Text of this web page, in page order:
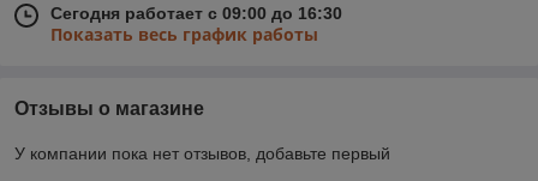
Сегодня работает с 09:00 до 16:30
Показать весь график работы
Отзывы о магазине
У компании пока нет отзывов, добавьте первый